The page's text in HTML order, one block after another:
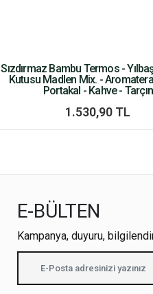
Sızdırmaz Bambu Termos -
Kutusu Madlen Mix. -
Portakal - Kahve - Tarçın
1.530,90 TL
E-BÜLTEN
Kampanya, duyuru,